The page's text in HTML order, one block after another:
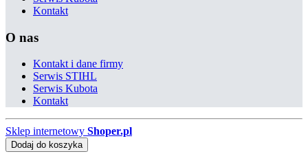
Kontakt
O nas
Kontakt i dane firmy
Serwis STIHL
Serwis Kubota
Kontakt
Sklep internetowy Shoper.pl
Dodaj do koszyka